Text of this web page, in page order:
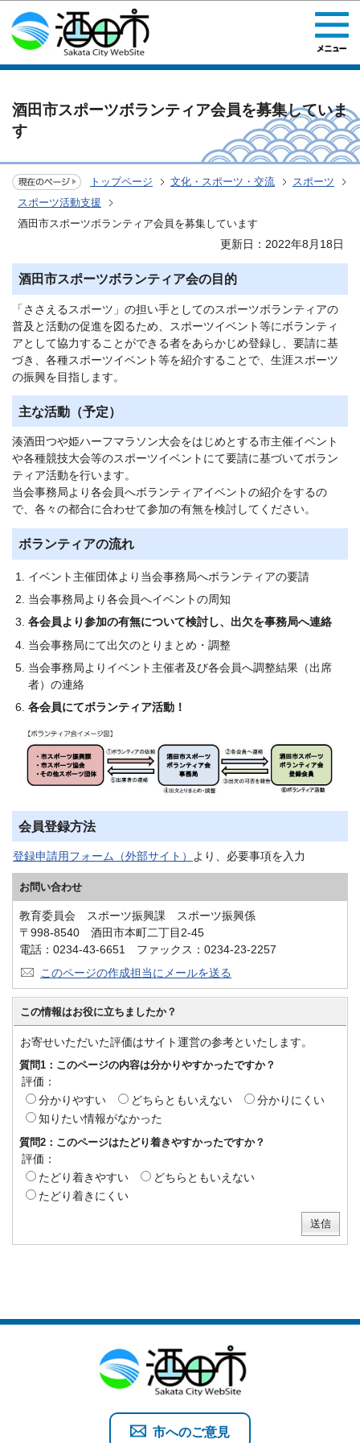
このページの本文へ移動
酒田市スポーツボランティア会員を募集していま
す
トップページ 文化・スポーツ・交流
スポーツ
スポーツ活動支援
酒田市スポーツボランティア会員を募集しています
更新日：2022年8月18日
酒田市スポーツボランティア会の目的
「ささえるスポーツ」の担い手としてのスポーツボランティアの
普及と活動の促進を図るため、スポーツイベント等にボランティ
アとして協力することができる者をあらかじめ登録し、要請に基
づき、各種スポーツイベント等を紹介することで、生涯スポーツ
の振興を目指します。
主な活動（予定）
湊酒田つや姫ハーフマラソン大会をはじめとする市主催イベント
や各種競技大会等のスポーツイベントにて要請に基づいてボラン
ティア活動を行います。
当会事務局より各会員へボランティアイベントの紹介をするの
で、各々の都合に合わせて参加の有無を検討してください。
ボランティアの流れ
イベント主催団体より当会事務局へボランティアの要請
当会事務局より各会員へイベントの周知
各会員より参加の有無について検討し、出欠を事務局へ連絡
当会事務局にて出欠のとりまとめ・調整
当会事務局よりイベント主催者及び各会員へ調整結果（出席
者）の連絡
各会員にてボランティア活動！
会員登録方法
登録申請用フォーム（外部サイト） より、必要事項を入力
お問い合わせ
教育委員会 スポーツ振興課 スポーツ振興係
〒998-8540 酒田市本町二丁目2-45
電話：0234-43-6651 ファックス：0234-23-2257
このページの作成担当にメールを送る
この情報はお役に立ちましたか？
お寄せいただいた評価はサイト運営の参考といたします。
質問1：このページの内容は分かりやすかったですか？
評価：
分かりやすい
どちらともいえない
分かりにくい
知りたい情報がなかった
質問2：このページはたどり着きやすかったですか？
評価：
たどり着きやすい
どちらともいえない
たどり着きにくい
市へのご意見